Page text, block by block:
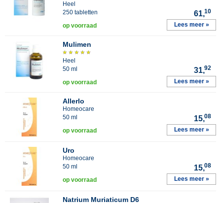
Heel
250 tabletten
61,10
op voorraad Lees meer »
Mulimen
Heel
50 ml
31,92
op voorraad Lees meer »
Allerlo
Homeocare
50 ml
15,08
op voorraad Lees meer »
Uro
Homeocare
50 ml
15,08
op voorraad Lees meer »
Natrium Muriaticum D6